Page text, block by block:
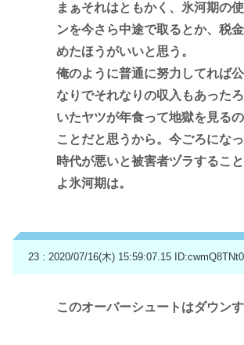
まぁそれはともかく、氷河期の
ンを今さら中途で取るとか、税
めたほうがいいと思う。
俺のように普通に努力してれば
なりでそれなりの収入もあった
いたヤツが年食って地獄を見る
ことだと思うから。今ごろにな
時代が悪いと被害者ヅラするこ
よ氷河期は。
23 : 2020/07/16(木) 15:59:07.15 ID:cwmQ8TNt0
このオーバーシュートはダウン